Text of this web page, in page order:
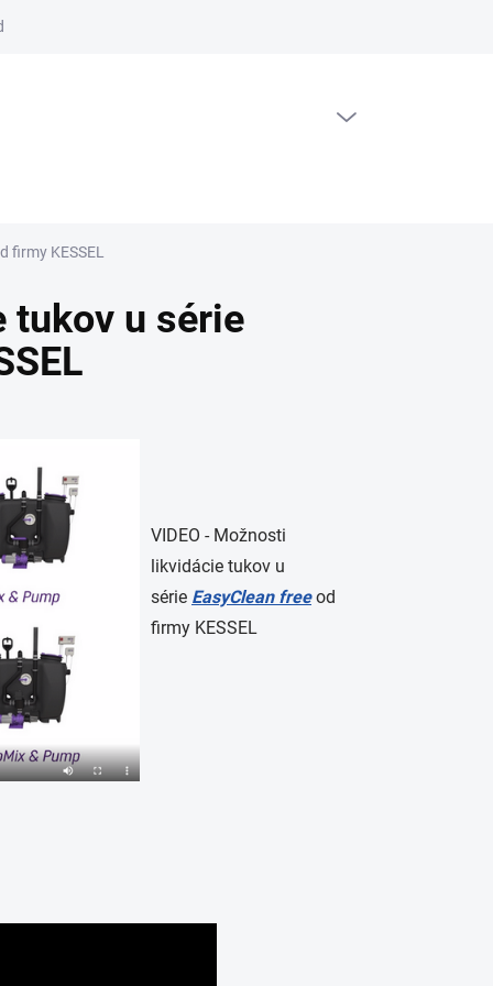
NÁKUPNÝ KOŠÍK
firmy KESSEL
tukov u série
VIDEO - Možnosti
likvidácie tukov u
série EasyClean free od
firmy KESSEL